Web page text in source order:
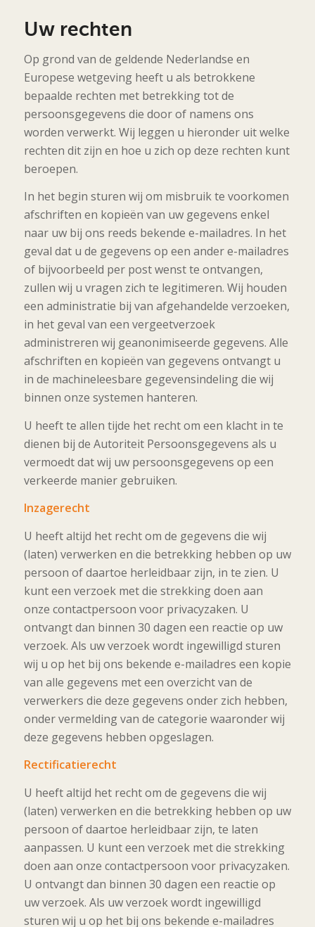
Uw rechten
Op grond van de geldende Nederlandse en
Europese wetgeving heeft u als betrokkene
bepaalde rechten met betrekking tot de
persoonsgegevens die door of namens ons
worden verwerkt. Wij leggen u hieronder uit welke
rechten dit zijn en hoe u zich op deze rechten kunt
beroepen.
In het begin sturen wij om misbruik te voorkomen
afschriften en kopieën van uw gegevens enkel
naar uw bij ons reeds bekende e-mailadres. In het
geval dat u de gegevens op een ander e-mailadres
of bijvoorbeeld per post wenst te ontvangen,
zullen wij u vragen zich te legitimeren. Wij houden
een administratie bij van afgehandelde verzoeken,
in het geval van een vergeetverzoek
administreren wij geanonimiseerde gegevens. Alle
afschriften en kopieën van gegevens ontvangt u
in de machineleesbare gegevensindeling die wij
binnen onze systemen hanteren.
U heeft te allen tijde het recht om een klacht in te
dienen bij de Autoriteit Persoonsgegevens als u
vermoedt dat wij uw persoonsgegevens op een
verkeerde manier gebruiken.
Inzagerecht
U heeft altijd het recht om de gegevens die wij
(laten) verwerken en die betrekking hebben op uw
persoon of daartoe herleidbaar zijn, in te zien. U
kunt een verzoek met die strekking doen aan
onze contactpersoon voor privacyzaken. U
ontvangt dan binnen 30 dagen een reactie op uw
verzoek. Als uw verzoek wordt ingewilligd sturen
wij u op het bij ons bekende e-mailadres een kopie
van alle gegevens met een overzicht van de
verwerkers die deze gegevens onder zich hebben,
onder vermelding van de categorie waaronder wij
deze gegevens hebben opgeslagen.
Rectificatierecht
U heeft altijd het recht om de gegevens die wij
(laten) verwerken en die betrekking hebben op uw
persoon of daartoe herleidbaar zijn, te laten
aanpassen. U kunt een verzoek met die strekking
doen aan onze contactpersoon voor privacyzaken.
U ontvangt dan binnen 30 dagen een reactie op
uw verzoek. Als uw verzoek wordt ingewilligd
sturen wij u op het bij ons bekende e-mailadres